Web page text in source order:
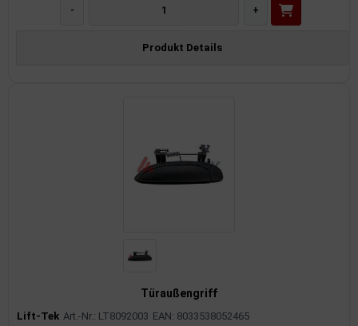
- +
Produkt Details
Türaußengriff
Lift-Tek Art.-Nr.: LT8092003 EAN: 8033538052465